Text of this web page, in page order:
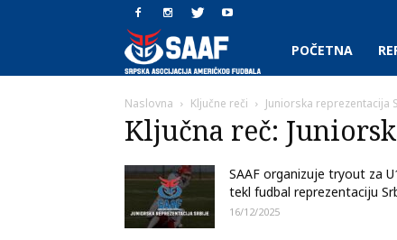
SAAF.rs
POČETNA
Naslovna Ključne reči Juniorska reprezentacija
Ključna reč:
SAAF organizuje tryout za
tekl fudbal reprezentaciju
16/12/2025